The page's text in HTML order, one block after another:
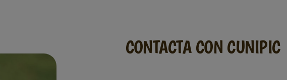
CONTACTA CON CUNIPIC